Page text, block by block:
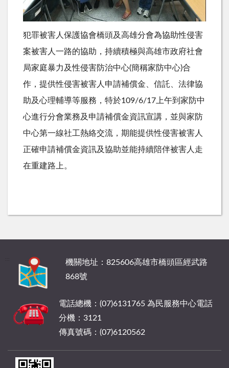
犯罪被害人保護協會橋頭及高雄分會為協助性侵害
案被害人一路的協助，持續積極與高雄市政府社會
局家庭暴力及性侵害防治中心(簡稱家防中心)合
作，提供性侵害被害人申請補償金、信託、法律協
助及心理輔導等服務，特於109/6/17 上午到家防中
心進行分會業務及申請補償金資訊宣講，並與家防
中心第一線社工熱絡交流，期能提供性侵害被害人
正確申請補償金資訊及協助並能持續陪伴被害人走
在重建路上。
機關地址：825606高雄市橋頭區經武路
868號
電話總機：(07)6131765 為民服務中心電話
分機：3121
傳真號碼：(07)6120562